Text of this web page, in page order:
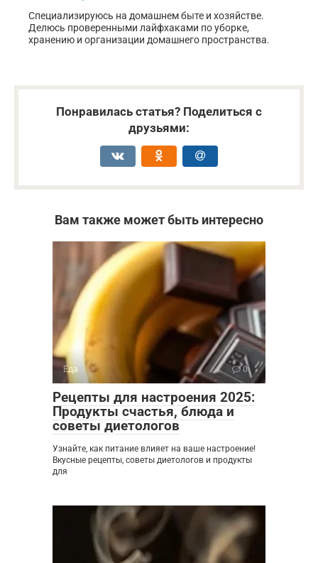
Специализируюсь на домашнем быте и хозяйстве.
Делюсь проверенными лайфхаками по уборке,
хранению и организации домашнего пространства.
Понравилась статья? Поделиться с
друзьями:
Вам также может быть интересно
Еда 0
Рецепты для настроения 2025:
Продукты счастья, блюда и
советы диетологов
Узнайте, как питание влияет на ваше настроение!
Вкусные рецепты, советы диетологов и продукты
для